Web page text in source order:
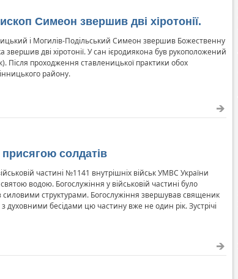
Симеон звершив дві хіротонії.
і Могилів-Подільський Симеон звершив Божественну
звершив дві хіротонії. У сан ієродиякона був рукоположений
Після проходження ставленицької практики обох
району.
солдатів
частині №1141 внутрішніх військ УМВС України
водою. Богослужіння у військовій частині було
силовими структурами. Богослужіння звершував священик
духовними бесідами цю частину вже не один рік. Зустрічі